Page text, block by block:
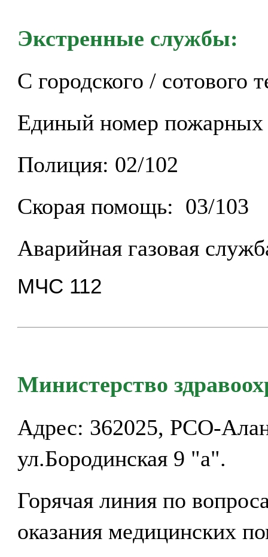
Экстренные службы:
С городского / сотового
Единый номер пожарных
Полиция: 02/102
Скорая помощь: 03/103
Аварийная газовая
МЧС 112
Министерство
Адрес: 362025, РСО-
ул.Бородинская 9 "а".
Горячая линия по
оказания медицинских